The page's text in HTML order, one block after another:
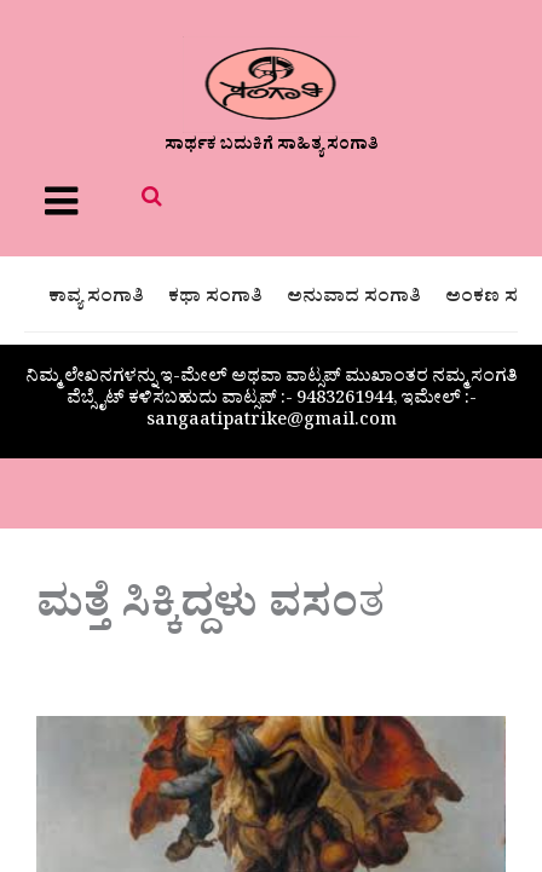
ಸಾರ್ಥಕ ಬದುಕಿಗೆ ಸಾಹಿತ್ಯ ಸಂಗಾತಿ
Menu
ಕಾವ್ಯ ಸಂಗಾತಿ ಕಥಾ ಸಂಗಾತಿ ಅನುವಾದ ಸಂಗಾತಿ ಅಂಕಣ
ನಿಮ್ಮ ಲೇಖನಗಳನ್ನು ಇ-ಮೇಲ್ ಅಥವಾ ವಾಟ್ಸಪ್ ಮುಖಾಂತರ ನಮ್ಮ ಸಂಗತಿ
ವೆಬ್ಸೈಟ್ ಕಳಿಸಬಹುದು ವಾಟ್ಸಪ್‌ :- 9483261944, ಇಮೇಲ್ :-
sangaatipatrike@gmail.com
ಮತ್ತೆ ಸಿಕ್ಕಿದ್ದಳು ವಸಂತ